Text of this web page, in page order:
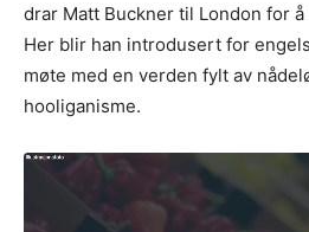
drar Matt Buckner til London for
Her blir han introdusert for
møte med en verden fylt av
hooliganisme.